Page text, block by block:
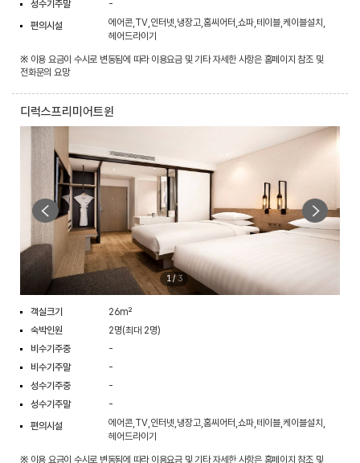
성수기주말
-
편의시설
에어콘,TV,인터넷,냉장고,홈씨어터,쇼파,테이블,케이블설치,
헤어드라이기
※ 이용 요금이 수시로 변동됨에 따라 이용요금 및 기타 자세한 사항은 홈페이지 참조 및
전화문의 요망
디럭스프리미어트윈
1/3
객실크기
26m²
숙박인원
2명(최대 2명)
비수기주중
-
비수기주말
-
성수기주중
-
성수기주말
-
편의시설
에어콘,TV,인터넷,냉장고,홈씨어터,쇼파,테이블,케이블설치,
헤어드라이기
※ 이용 요금이 수시로 변동됨에 따라 이용요금 및 기타 자세한 사항은 홈페이지 참조 및